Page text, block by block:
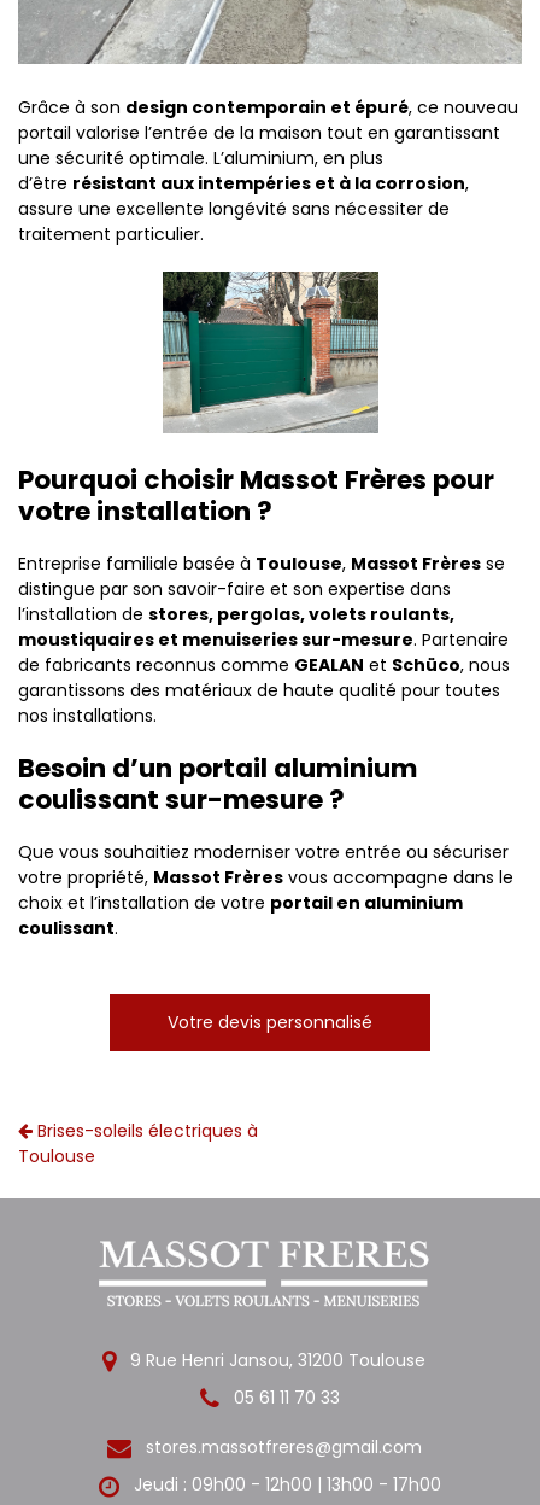
Grâce à son design contemporain et épuré, ce nouveau
portail valorise l’entrée de la maison tout en garantissant
une sécurité optimale. L’aluminium, en plus
d’être résistant aux intempéries et à la corrosion,
assure une excellente longévité sans nécessiter de
traitement particulier.
Pourquoi choisir Massot Frères pour
votre installation ?
Entreprise familiale basée à Toulouse, Massot Frères se
distingue par son savoir-faire et son expertise dans
l’installation de stores, pergolas, volets roulants,
moustiquaires et menuiseries sur-mesure. Partenaire
de fabricants reconnus comme GEALAN et Schüco, nous
garantissons des matériaux de haute qualité pour toutes
nos installations.
Besoin d’un portail aluminium
coulissant sur-mesure ?
Que vous souhaitiez moderniser votre entrée ou sécuriser
votre propriété, Massot Frères vous accompagne dans le
choix et l’installation de votre portail en aluminium
coulissant.
Votre devis personnalisé
Brises-soleils électriques à
Toulouse
9 Rue Henri Jansou, 31200 Toulouse
05 61 11 70 33
stores.massotfreres@gmail.com
Jeudi : 09h00 - 12h00 | 13h00 - 17h00